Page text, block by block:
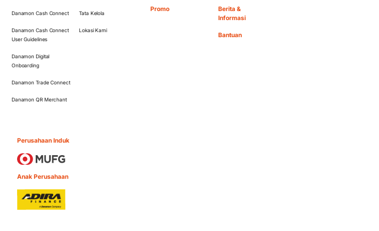
Danamon Cash Connect
Danamon Cash Connect
User Guidelines
Danamon Digital
Onboarding
Danamon Trade Connect
Danamon QR Merchant
Tata Kelola
Lokasi Kami
Promo
Berita &
Informasi
Bantuan
Perusahaan Induk
Anak Perusahaan